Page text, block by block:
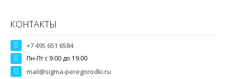
КОНТАКТЫ
+7 495 651 6584
Пн-Пт c 9:00 до 19:00
mail@sigma-peregorodki.ru